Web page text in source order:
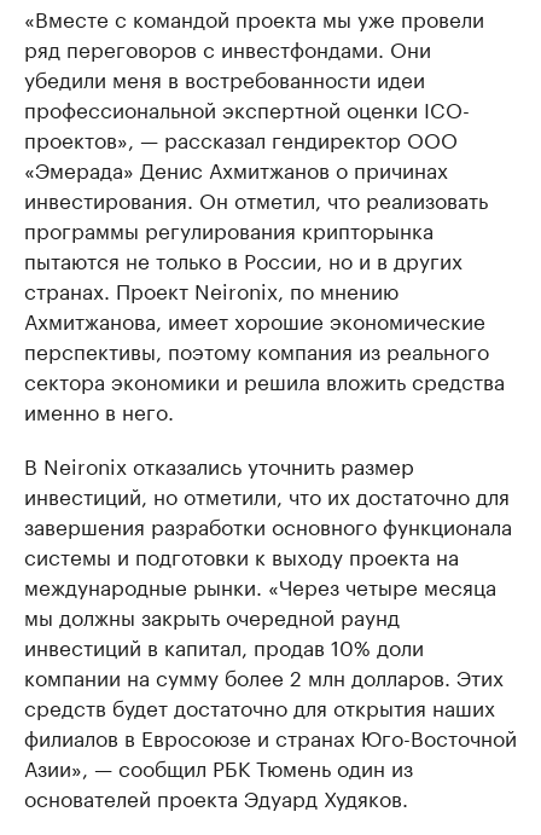
«Вместе с командой проекта мы уже провели
ряд переговоров с инвестфондами. Они
убедили меня в востребованности идеи
профессиональной экспертной оценки ICO-
проектов», — рассказал гендиректор ООО
«Эмерада» Денис Ахмитжанов о причинах
инвестирования. Он отметил, что реализовать
программы регулирования крипторынка
пытаются не только в России, но и в других
странах. Проект Neironix, по мнению
Ахмитжанова, имеет хорошие экономические
перспективы, поэтому компания из реального
сектора экономики и решила вложить средства
именно в него.
В Neironix отказались уточнить размер
инвестиций, но отметили, что их достаточно для
завершения разработки основного функционала
системы и подготовки к выходу проекта на
международные рынки. «Через четыре месяца
мы должны закрыть очередной раунд
инвестиций в капитал, продав 10% доли
компании на сумму более 2 млн долларов. Этих
средств будет достаточно для открытия наших
филиалов в Евросоюзе и странах Юго-Восточной
Азии», — сообщил РБК Тюмень один из
основателей проекта Эдуард Худяков.